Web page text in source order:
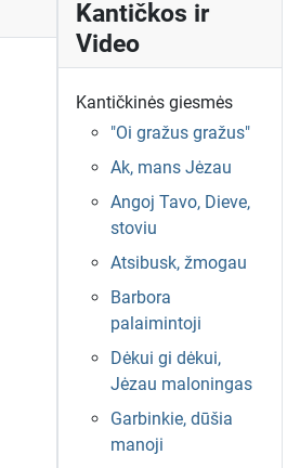
Kantičkos ir
Video
Kantičkinės giesmės
"Oi gražus gražus"
Ak, mans Jėzau
Angoj Tavo, Dieve,
stoviu
Atsibusk, žmogau
Barbora
palaimintoji
Dėkui gi dėkui,
Jėzau maloningas
Garbinkie, dūšia
manoji